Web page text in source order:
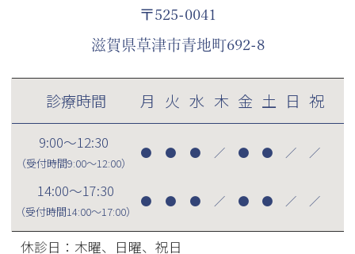
〒525-0041
滋賀県草津市青地町692-8
診療時間 月 火 水 木 金 土 日 祝
9:00～12:30
（受付時間9:00～12:00）
● ● ● ／ ● ● ／ ／
14:00～17:30
（受付時間14:00～17:00）
● ● ● ／ ● ● ／ ／
休診日：木曜、日曜、祝日